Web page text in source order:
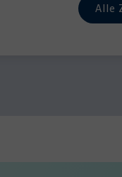
Alle